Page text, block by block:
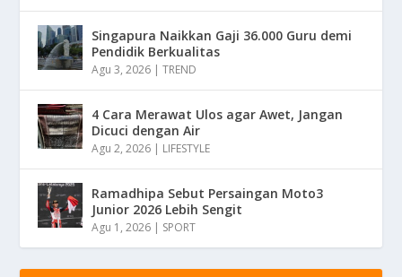
Singapura Naikkan Gaji 36.000 Guru demi
Pendidik Berkualitas
Agu 3, 2026 |TREND
4 Cara Merawat Ulos agar Awet, Jangan
Dicuci dengan Air
Agu 2, 2026 | LIFESTYLE
Ramadhipa Sebut Persaingan Moto3
Junior 2026 Lebih Sengit
Agu 1, 2026 | SPORT